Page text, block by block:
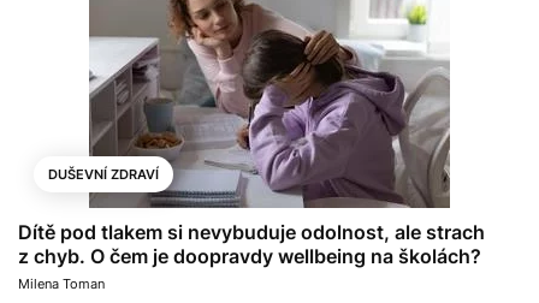
DUŠEVNÍ ZDRAVÍ
Dítě pod tlakem si nevybuduje odolnost, ale strach
z chyb. O čem je doopravdy wellbeing na školách?
Milena Toman